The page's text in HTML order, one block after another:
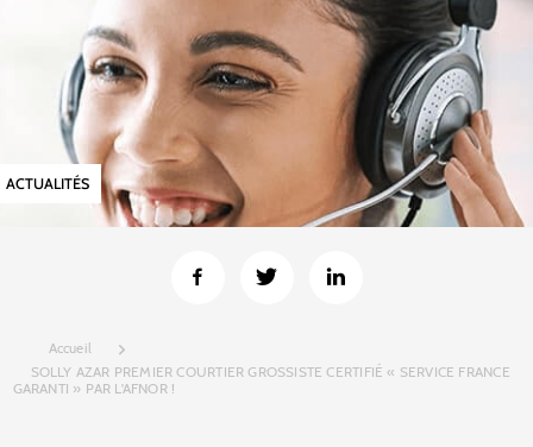
ACTUALITÉS
Accueil
SOLLY AZAR PREMIER COURTIER GROSSISTE CERTIFIÉ « SERVICE FRANCE
GARANTI » PAR L'AFNOR !